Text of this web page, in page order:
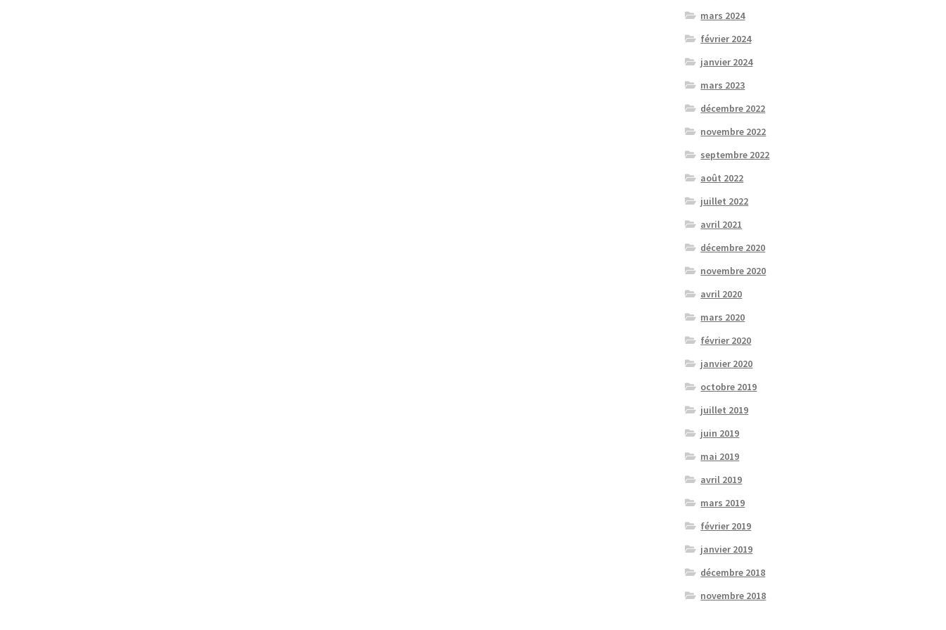
mars 2024
février 2024
janvier 2024
mars 2023
décembre 2022
novembre 2022
septembre 2022
août 2022
juillet 2022
avril 2021
décembre 2020
novembre 2020
avril 2020
mars 2020
février 2020
janvier 2020
octobre 2019
juillet 2019
juin 2019
mai 2019
avril 2019
mars 2019
février 2019
janvier 2019
décembre 2018
novembre 2018